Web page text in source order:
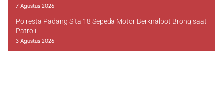
7 Agustus 2026
Polresta Padang Sita 18 Sepeda Motor Berknalpot Brong saat
Patroli
3 Agustus 2026